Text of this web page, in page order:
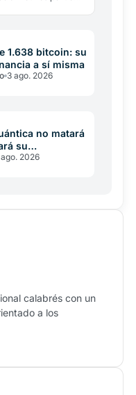
1.638 bitcoin: su
a sí misma
3 ago. 2026
no matará
su
decidir
ago. 2026
calabrés con un
a los